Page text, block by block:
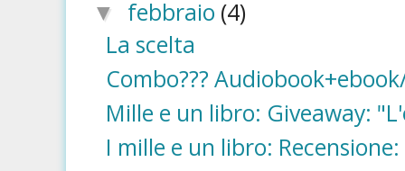
▼ febbraio (4)
La scelta
Combo???
Mille e un libro: Giveaway:
I mille e un libro: